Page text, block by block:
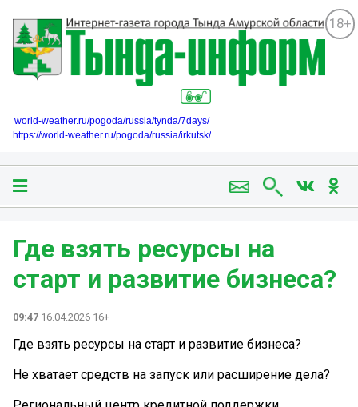
18+
world-weather.ru/pogoda/russia/tynda/7days/
https://world-weather.ru/pogoda/russia/irkutsk/
Где взять ресурсы на
старт и развитие бизнеса?
09:47 16.04.2026 16+
Где взять ресурсы на старт и развитие бизнеса?
Не хватает средств на запуск или расширение дела?